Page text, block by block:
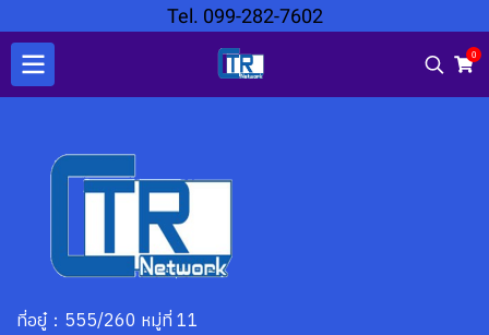
Tel. 099-282-7602
0
ที่อยู๋：555/260 หมู่ที่ 11